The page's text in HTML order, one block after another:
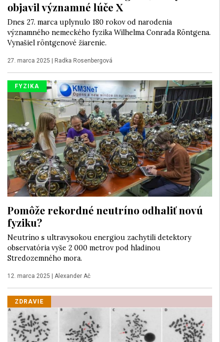
objavil významné lúče X
Dnes 27. marca uplynulo 180 rokov od narodenia
významného nemeckého fyzika Wilhelma Conrada Röntgena.
Vynašiel röntgenové žiarenie.
27. marca 2025 Radka Rosenbergová
FYZIKA
Pomôže rekordné neutríno odhaliť novú
fyziku?
Neutríno s ultravysokou energiou zachytili detektory
observatória vyše 2 000 metrov pod hladinou
Stredozemného mora.
12. marca 2025 Alexander Ač
ZDRAVIE